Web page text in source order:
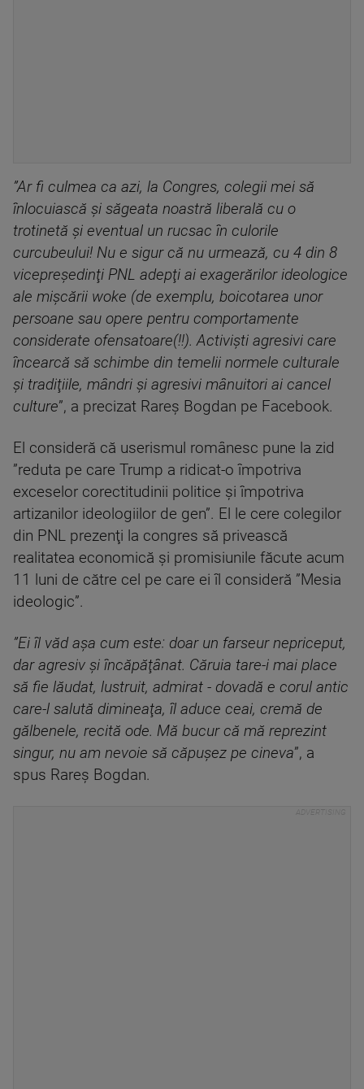
”Ar fi culmea ca azi, la Congres, colegii mei să
înlocuiască şi săgeata noastră liberală cu o
trotinetă şi eventual un rucsac în culorile
curcubeului! Nu e sigur că nu urmează, cu 4 din 8
vicepreşedinţi PNL adepţi ai exagerărilor ideologice
ale mişcării woke (de exemplu, boicotarea unor
persoane sau opere pentru comportamente
considerate ofensatoare(!!). Activişti agresivi care
încearcă să schimbe din temelii normele culturale
şi tradiţiile, mândri şi agresivi mânuitori ai cancel
culture”, a precizat Rareş Bogdan pe Facebook.
El consideră că userismul românesc pune la zid
”reduta pe care Trump a ridicat-o împotriva
exceselor corectitudinii politice şi împotriva
artizanilor ideologiilor de gen”. El le cere colegilor
din PNL prezenţi la congres să privească
realitatea economică şi promisiunile făcute acum
11 luni de către cel pe care ei îl consideră ”Mesia
ideologic”.
”Ei îl văd aşa cum este: doar un farseur nepriceput,
dar agresiv şi încăpăţânat. Căruia tare-i mai place
să fie lăudat, lustruit, admirat - dovadă e corul antic
care-l salută dimineaţa, îl aduce ceai, cremă de
gălbenele, recită ode. Mă bucur că mă reprezint
singur, nu am nevoie să căpuşez pe cineva”, a
spus Rareş Bogdan.